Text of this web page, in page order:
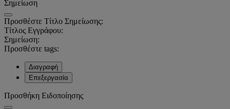
Σημείωση
Προσθέστε Τίτλο Σημείωσης:
Τίτλος Εγγράφου:
Σημείωση:
Προσθέστε tags:
Διαγραφή
Επεξεργασία
Προσθήκη Ειδοποίησης